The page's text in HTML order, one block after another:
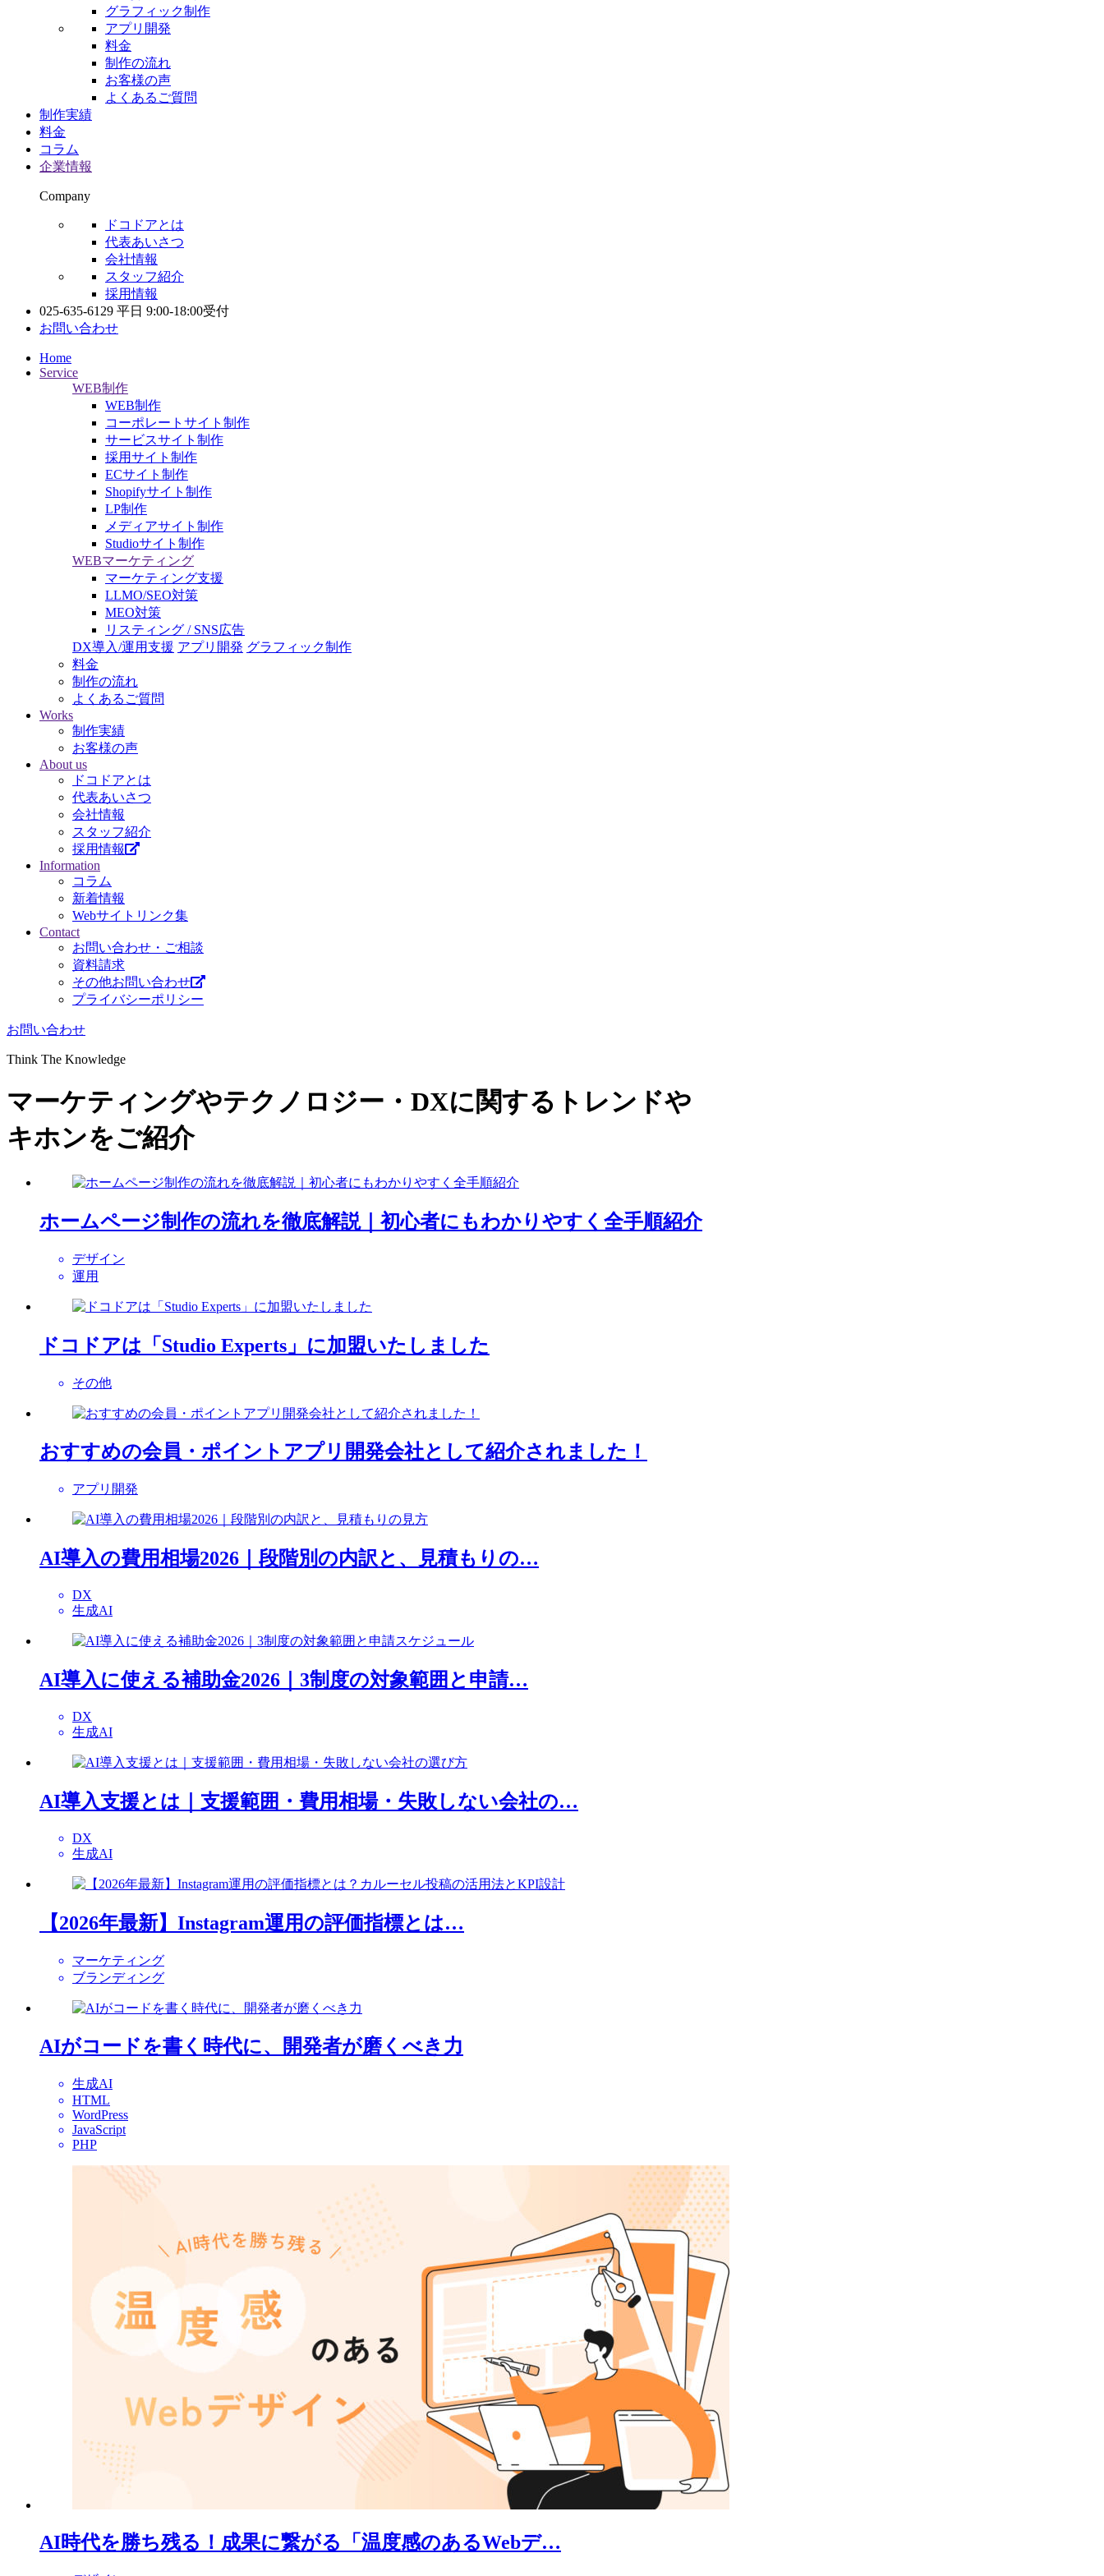
グラフィック制作
アプリ開発
料金
制作の流れ
お客様の声
よくあるご質問
制作実績
料金
コラム
企業情報
Company
ドコドアとは
代表あいさつ
会社情報
スタッフ紹介
採用情報
025-635-6129 平日 9:00-18:00受付
お問い合わせ
Home
Service
WEB制作
WEB制作
コーポレートサイト制作
サービスサイト制作
採用サイト制作
ECサイト制作
Shopifyサイト制作
LP制作
メディアサイト制作
Studioサイト制作
WEBマーケティング
マーケティング支援
LLMO/SEO対策
MEO対策
リスティング / SNS広告
DX導入/運用支援 アプリ開発 グラフィック制作
料金
制作の流れ
よくあるご質問
Works
制作実績
お客様の声
About us
ドコドアとは
代表あいさつ
会社情報
スタッフ紹介
採用情報
Information
コラム
新着情報
Webサイトリンク集
Contact
お問い合わせ・ご相談
資料請求
その他お問い合わせ
プライバシーポリシー
お問い合わせ
Think The Knowledge
マーケティングやテクノロジー・DXに関するトレンドや
キホンをご紹介
ホームページ制作の流れを徹底解説｜初心者にもわかりやすく全手順紹介
デザイン
運用
ドコドアは「Studio Experts」に加盟いたしました
その他
おすすめの会員・ポイントアプリ開発会社として紹介されました！
アプリ開発
AI導入の費用相場2026｜段階別の内訳と、見積もりの…
DX
生成AI
AI導入に使える補助金2026｜3制度の対象範囲と申請…
DX
生成AI
AI導入支援とは｜支援範囲・費用相場・失敗しない会社の…
DX
生成AI
【2026年最新】Instagram運用の評価指標とは…
マーケティング
ブランディング
AIがコードを書く時代に、開発者が磨くべき力
生成AI
HTML
WordPress
JavaScript
PHP
AI時代を勝ち残る！成果に繋がる「温度感のあるWebデ…